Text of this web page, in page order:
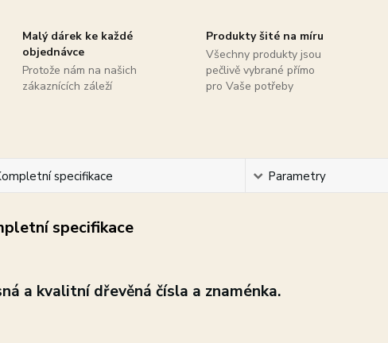
Malý dárek ke každé
objednávce
Protože nám na našich
zákaznících záleží
Produkty šité na míru
Všechny produkty jsou
pečlivě vybrané přímo
pro Vaše potřeby
specifikace Parametry
specifikace
a kvalitní dřevěná čísla a znaménka.